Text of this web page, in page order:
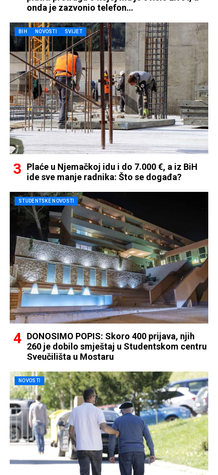
onda je zazvonio telefon…
BIH NOVOSTI SVIJET
Plaće u Njemačkoj idu i do 7.000 €, a iz BiH
ide sve manje radnika: Što se događa?
STUDENTSKE NOVOSTI
DONOSIMO POPIS: Skoro 400 prijava, njih
260 je dobilo smještaj u Studentskom centru
Sveučilišta u Mostaru
NOVOSTI